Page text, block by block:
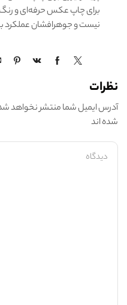
برای چاپ عکس حرفه‌ای و
نیست و جوهرافشان عملکرد
نظرات
آدرس ایمیل شما منتشر نخواهد
شده اند